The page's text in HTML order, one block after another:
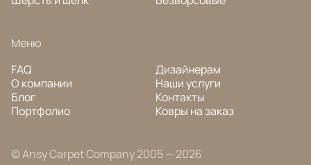
Меню
FAQ
О компании
Блог
Портфолио
Дизайнерам
Наши услуги
Контакты
Ковры на заказ
© Ansy Carpet Company 2005 — 2026